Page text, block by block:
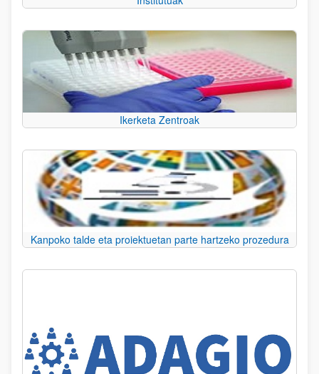
Ikerketa Zentroak
Kanpoko talde eta proiektuetan parte hartzeko prozedura